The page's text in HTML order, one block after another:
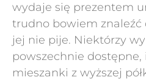
wydaje się prezentem
trudno bowiem znaleźć
jej nie pije. Niektórzy
powszechnie
mieszanki z wyższej